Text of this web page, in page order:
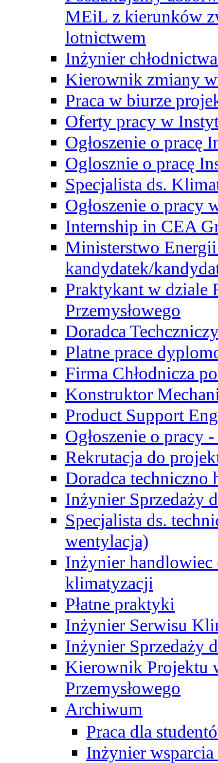
MEiL z kierunków
lotnictwem
Inżynier
Kierownik zmiany
Praca w biurze
Oferty pracy w
Ogłoszenie o pracę
Oglosznie o pracę
Specjalista ds.
Ogłoszenie o pracy
Internship in CEA
Ministerstwo
kandydatek/
Praktykant w dziale
Przemysłowego
Doradca
Platne prace
Firma Chłodnicza
Konstruktor
Product Support
Ogłoszenie o pracy
Rekrutacja do
Doradca techniczno
Inżynier Sprzedaży
Specjalista ds.
wentylacja)
Inżynier handlowiec
klimatyzacji
Płatne praktyki
Inżynier Serwisu
Inżynier Sprzedaży
Kierownik Projektu
Przemysłowego
Archiwum
Praca dla
Inżynier wsparcia